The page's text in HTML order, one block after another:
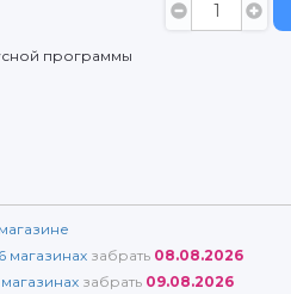
программы
магазине
магазинах забрать 08.08.2026
магазинах забрать 09.08.2026